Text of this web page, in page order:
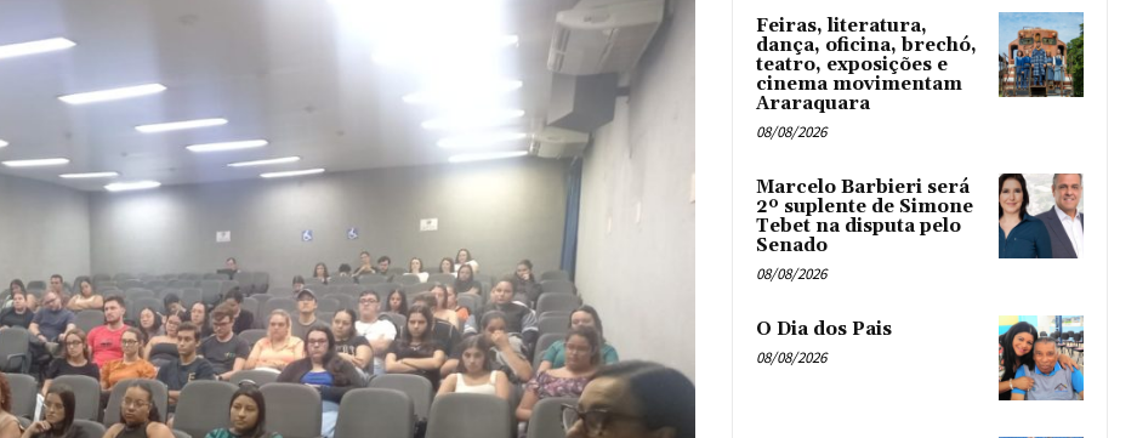
Feiras, literatura,
dança, oficina, brechó,
teatro, exposições e
cinema movimentam
Araraquara
08/08/2026
Marcelo Barbieri será
2º suplente de Simone
Tebet na disputa pelo
Senado
08/08/2026
O Dia dos Pais
08/08/2026